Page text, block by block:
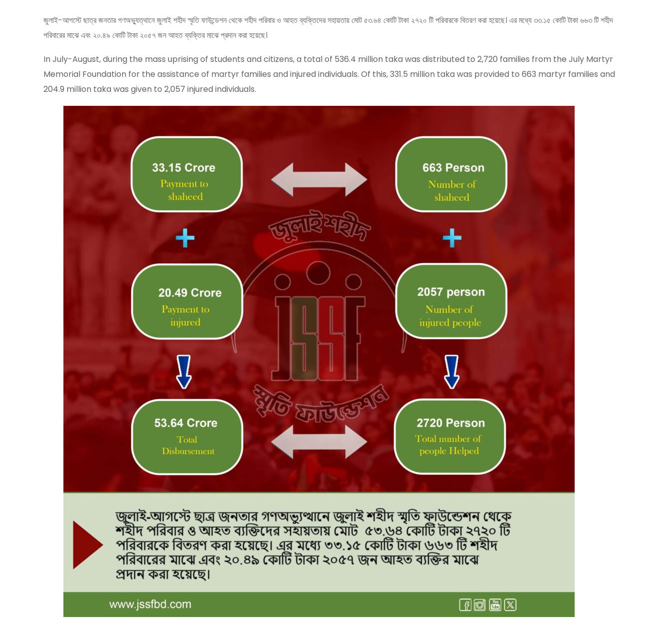
জুলাই-আগস্টে ছাত্র জনতার গণঅভ্যুত্থানে জুলাই শহীদ স্মৃতি ফাউন্ডেশন থেকে শহীদ পরিবার ও আহত ব্যক্তিদের সহায়তায় মোট ৫৩.৬৪ কোটি টাকা ২৭২০ টি পরিবারকে বিতরণ করা হয়েছে। এর মধ্যে ৩৩.১৫ কোটি টাকা ৬৬৩ টি শহীদ
পরিবারের মাঝে এবং ২০.৪৯ কোটি টাকা ২০৫৭ জন আহত ব্যক্তির মাঝে প্রদান করা হয়েছে।
In July-August, during the mass uprising of students and citizens, a total of 536.4 million taka was distributed to 2,720 families from the July Martyr
Memorial Foundation for the assistance of martyr families and injured individuals. Of this, 331.5 million taka was provided to 663 martyr families and
204.9 million taka was given to 2,057 injured individuals.